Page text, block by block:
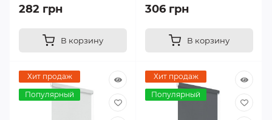
282 грн
В корзину
306 грн
В корзину
Хит продаж
Популярный
Хит продаж
Популярный